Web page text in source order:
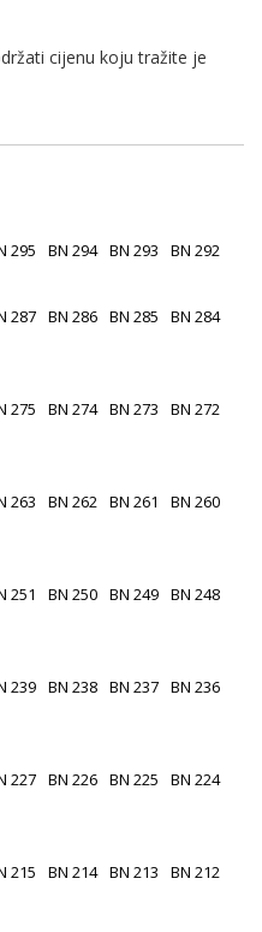
cijenu koju tražite je
295 BN 294 BN 293 BN 292
287 BN 286 BN 285
BN 284
275 BN 274 BN 273
BN 272
263 BN 262 BN 261
BN 260
251 BN 250 BN 249 BN 248
239 BN 238 BN 237 BN 236
227 BN 226 BN 225
BN 224
215 BN 214 BN 213
BN 212